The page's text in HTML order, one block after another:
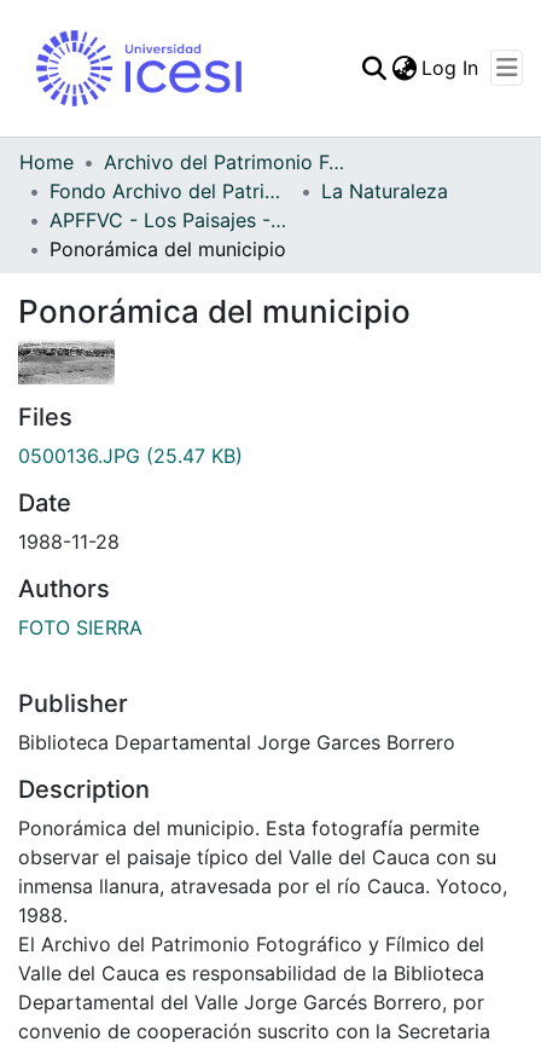
Statistics
Log In
Home
Archivo del Patrimonio Fotográfico y Fílmico del Valle del Cauca
Fondo Archivo del Patrimonio Fotográfico y Fílmico del Valle del Cauca
La Naturaleza
APFFVC - Los Paisajes - Patrimonial
Ponorámica del municipio
Ponorámica del municipio
Files
0500136.JPG (25.47 KB)
Date
1988-11-28
Authors
FOTO SIERRA
Publisher
Biblioteca Departamental Jorge Garces Borrero
Description
Ponorámica del municipio. Esta fotografía permite
observar el paisaje típico del Valle del Cauca con su
inmensa llanura, atravesada por el río Cauca. Yotoco,
1988.
El Archivo del Patrimonio Fotográfico y Fílmico del
Valle del Cauca es responsabilidad de la Biblioteca
Departamental del Valle Jorge Garcés Borrero, por
convenio de cooperación suscrito con la Secretaria